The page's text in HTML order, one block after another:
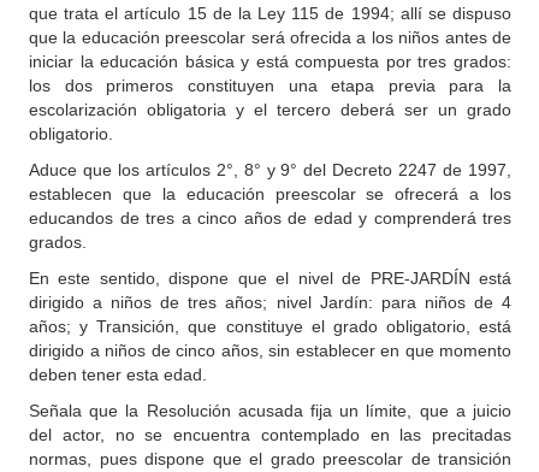
que trata el artículo 15 de la Ley 115 de 1994; allí se dispuso
que la educación preescolar será ofrecida a los niños antes de
iniciar la educación básica y está compuesta por tres grados:
los dos primeros constituyen una etapa previa para la
escolarización obligatoria y el tercero deberá ser un grado
obligatorio.
Aduce que los artículos 2°, 8° y 9° del Decreto 2247 de 1997,
establecen que la educación preescolar se ofrecerá a los
educandos de tres a cinco años de edad y comprenderá tres
grados.
En este sentido, dispone que el nivel de PRE-JARDÍN está
dirigido a niños de tres años; nivel Jardín: para niños de 4
años; y Transición, que constituye el grado obligatorio, está
dirigido a niños de cinco años, sin establecer en que momento
deben tener esta edad.
Señala que la Resolución acusada fija un límite, que a juicio
del actor, no se encuentra contemplado en las precitadas
normas, pues dispone que el grado preescolar de transición